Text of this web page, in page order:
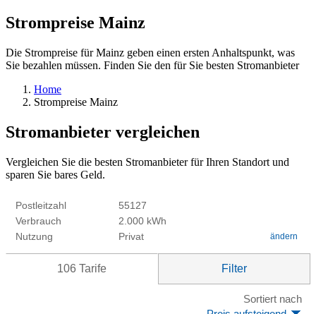
Strompreise Mainz
Die Strompreise für Mainz geben einen ersten Anhaltspunkt, was
Sie bezahlen müssen. Finden Sie den für Sie besten Stromanbieter
Home
Strompreise Mainz
Stromanbieter vergleichen
Vergleichen Sie die besten Stromanbieter für Ihren Standort und
sparen Sie bares Geld.